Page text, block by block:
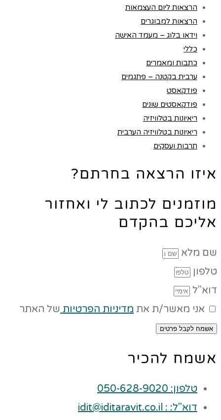
הרצאות ליום העצמאות
הרצאות למבוגרים
וידאו בלוג – מעמד האישה
כללי
כתבות ומאמרים
ערבית בקטנה – פתגמים
פודקאסט
פודקאסטים שונים
ריאיונות בטלוויזיה
ריאיונות בטלוויזיה הערבית
תרבות ועסקים
איזו הרצאה בחרתם?
מוזמנים לכתוב לי ואחזור
אליכם בהקדם
שם מלא
טלפון
דוא"ל
אני מאשר/ת את מדיניות הפרטיות של האתר
אשמח לקבל פרטים
אשמח להכיר
טלפון: 050-628-9020
דוא"ל: : idit@iditaravit.co.il